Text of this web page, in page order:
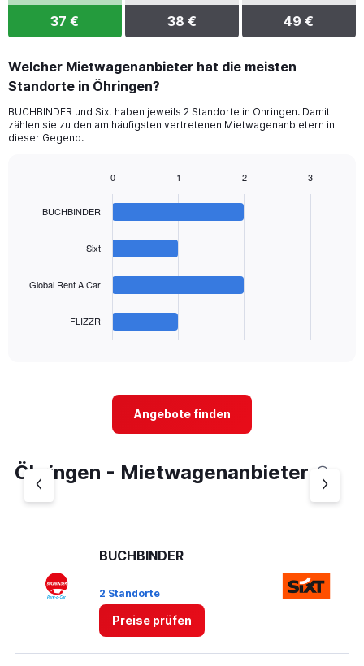
37 € 38 € 49 €
Welcher Mietwagenanbieter hat die meisten
Standorte in Öhringen?
BUCHBINDER und Sixt haben jeweils 2 Standorte in Öhringen. Damit
zählen sie zu den am häufigsten vertretenen Mietwagenanbietern in
dieser Gegend.
with
chart
chart
has
Y
BUCHBINDER
Sixt
Global Rent A Car
FLIZZR
0 1 2 3
Angebote finden
Öhringen - Mietwagenanbieter
BUCHBINDER
2 Standorte
Preise prüfen